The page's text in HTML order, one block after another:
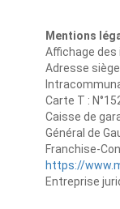
Mentions
Affichage des
Adresse siège
Carte T :
Caisse de
Général de
Franchise-
https://
Entreprise